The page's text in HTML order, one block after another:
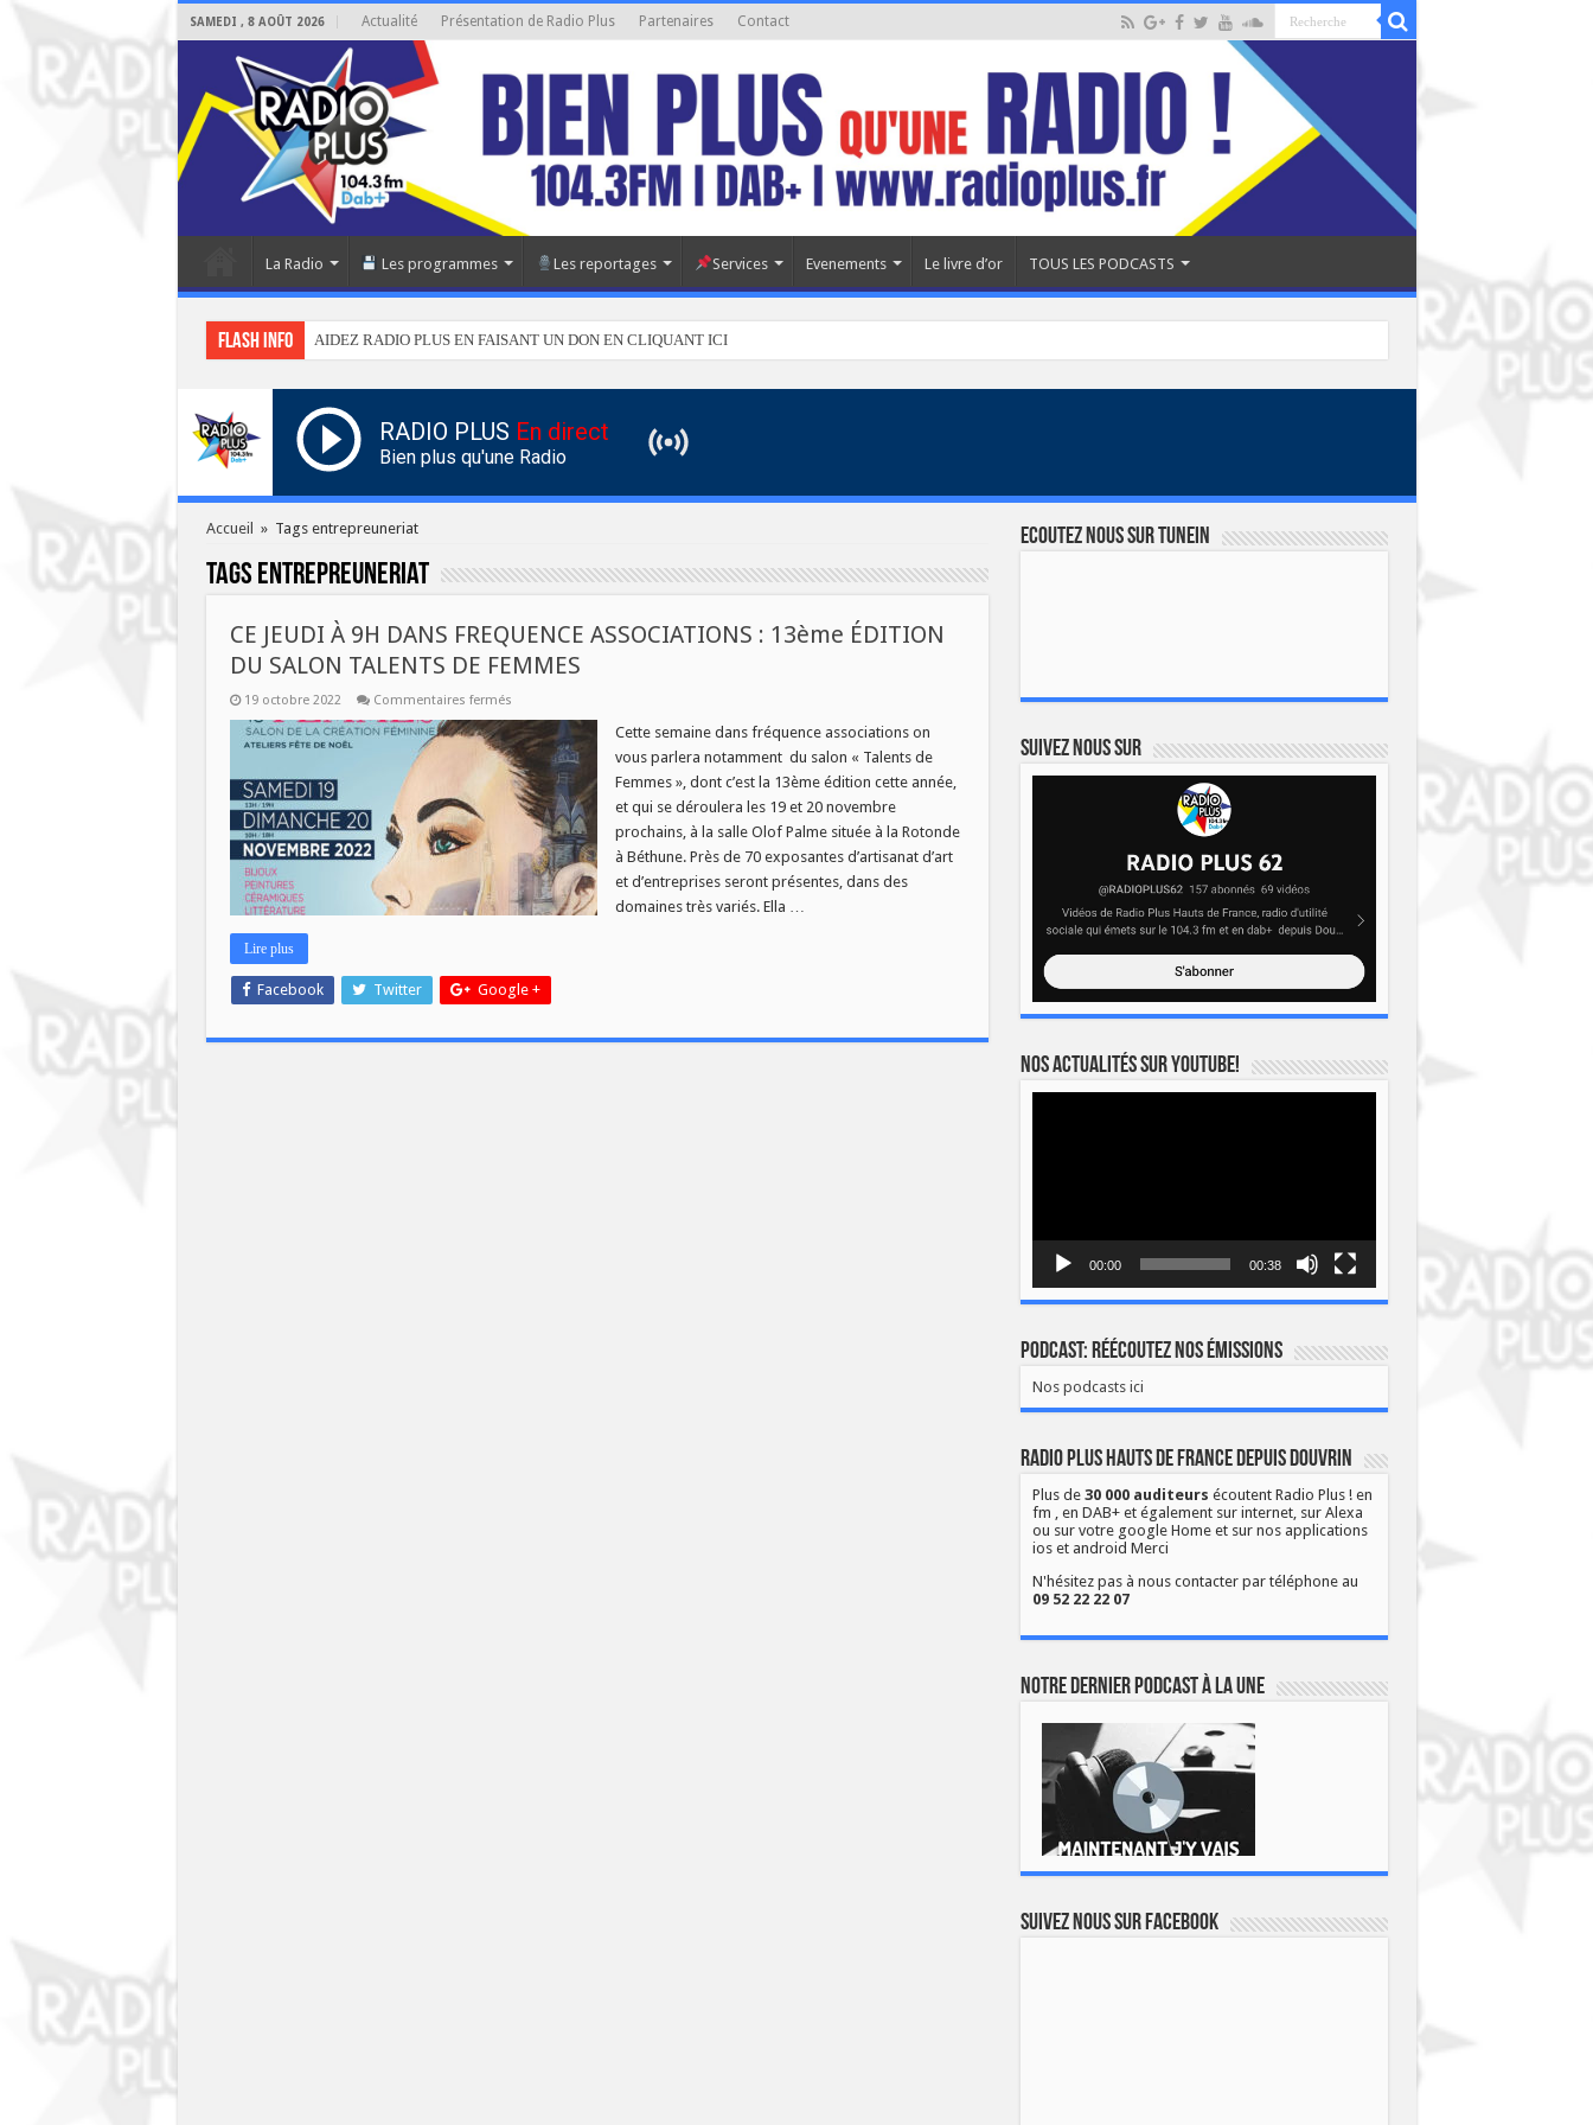
SAMEDI , 8 AOÛT 2026 Actualité Présentation de Radio Plus Partenaires Contact
La Radio Les programmes Les reportages Services Evenements Le livre d’or TOUS LES PODCASTS
Flash info AIDEZ RADIO PLUS EN FAISANT UN DON EN CLIQUANT ICI
RADIO PLUS En direct
Bien plus qu'une Radio
Accueil » Tags entrepreuneriat
Tags entrepreuneriat
CE JEUDI À 9H DANS FREQUENCE ASSOCIATIONS : 13ème ÉDITION
DU SALON TALENTS DE FEMMES
19 octobre 2022 Commentaires ferméssur
JEUDI
À
9H
DANS
FREQUENCE
ASSOCIATIONS
13ème
ÉDITION
DU
SALON
TALENTS
DE
Cette semaine dans fréquence associations on
vous parlera notamment du salon « Talents de
Femmes », dont c’est la 13ème édition cette année,
et qui se déroulera les 19 et 20 novembre
prochains, à la salle Olof Palme située à la Rotonde
à Béthune. Près de 70 exposantes d’artisanat d’art
et d’entreprises seront présentes, dans des
domaines très variés. Ella …
Lire plus
Facebook Twitter Google +
Ecoutez nous sur TuneIn
Suivez nous sur
Nos actualités sur YOUTUBE!
00:00 00:38
Podcast: Réécoutez nos émissions
Nos podcasts ici
Radio Plus Hauts de France depuis Douvrin
Plus de 30 000 auditeurs écoutent Radio Plus ! en
fm , en DAB+ et également sur internet, sur Alexa
ou sur votre google Home et sur nos applications
ios et android Merci
N'hésitez pas à nous contacter par téléphone au
09 52 22 22 07
Notre dernier podcast à la une
Suivez nous sur Facebook